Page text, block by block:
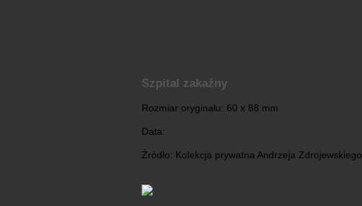
Szpital zakaźny
Rozmiar oryginału: 60 x 88 mm
Data:
Źródło: Kolekcja prywatna Andrzeja Zdrojewskiego